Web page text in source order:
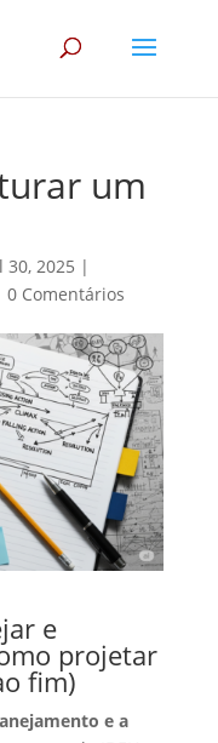
um
30, 2025 |
0 Comentários
e
projetar
fim)
e a